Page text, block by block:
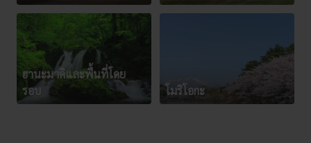
ฮานะมาคิและพื้นที่โดย
รอบ
โมริโอกะ